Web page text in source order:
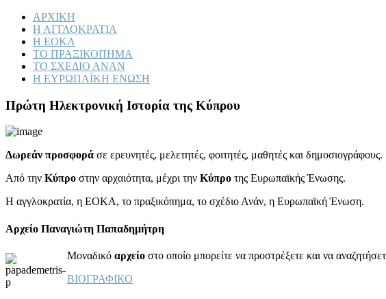
ΑΡΧΙΚΗ
Η ΑΓΓΛΟΚΡΑΤΙΑ
Η ΕΟΚΑ
ΤΟ ΠΡΑΞΙΚΟΠΗΜΑ
ΤΟ ΣΧΕΔΙΟ ΑΝΑΝ
Η ΕΥΡΩΠΑΪΚΗ ΕΝΩΣΗ
Πρώτη Ηλεκτρονική Ιστορία της Κύπρου
Δωρεάν προσφορά σε ερευνητές, μελετητές, φοιτητές, μαθητές και δημοσιογράφους.
Από την Κύπρο στην αρχαιότητα, μέχρι την Κύπρο της Ευρωπαϊκής Ένωσης.
Η αγγλοκρατία, η ΕΟΚΑ, το πραξικόπημα, το σχέδιο Ανάν, η Ευρωπαϊκή Ένωση.
Αρχείο Παναγιώτη Παπαδημήτρη
Μοναδικό αρχείο στο οποίο μπορείτε να προστρέξετε και να
ΒΙΟΓΡΑΦΙΚΟ